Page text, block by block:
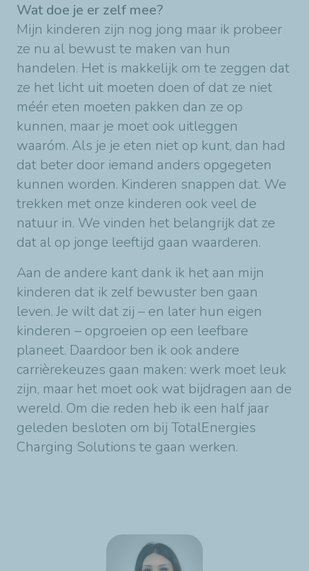
Wat doe je er zelf mee?
Mijn kinderen zijn nog jong maar ik probeer
ze nu al bewust te maken van hun
handelen. Het is makkelijk om te zeggen dat
ze het licht uit moeten doen of dat ze niet
méér eten moeten pakken dan ze op
kunnen, maar je moet ook uitleggen
waaróm. Als je je eten niet op kunt, dan had
dat beter door iemand anders opgegeten
kunnen worden. Kinderen snappen dat. We
trekken met onze kinderen ook veel de
natuur in. We vinden het belangrijk dat ze
dat al op jonge leeftijd gaan waarderen.
Aan de andere kant dank ik het aan mijn
kinderen dat ik zelf bewuster ben gaan
leven. Je wilt dat zij – en later hun eigen
kinderen – opgroeien op een leefbare
planeet. Daardoor ben ik ook andere
carrièrekeuzes gaan maken: werk moet leuk
zijn, maar het moet ook wat bijdragen aan de
wereld. Om die reden heb ik een half jaar
geleden besloten om bij TotalEnergies
Charging Solutions te gaan werken.